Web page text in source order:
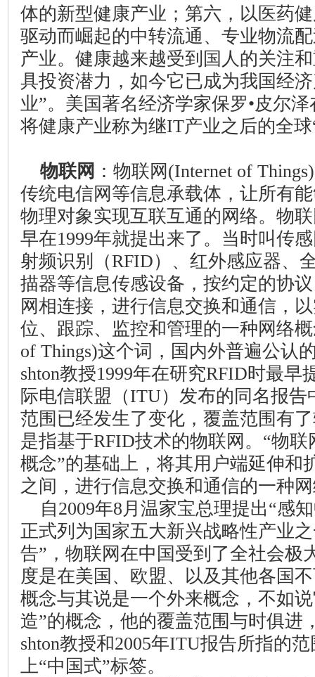
体的新型健康产业；第六，以医药
驱动而崛起的中转流通、专业物流
产业。健康越来越受到国人的关注
具投资潜力，如今它已成为我国经
业”。美国著名经济学家保罗•皮尔
将健康产业称为继IT产业之后的全
物联网 ：物联网(Internet of Things)
传统电信网等信息承载体，让所有
物理对象实现互联互通的网络。物
早在1999年就提出来了。当时叫传
射频识别（RFID）、红外感应器、
描器等信息传感设备，按约定的协
网相连接，进行信息交换和通信，
位、跟踪、监控和管理的一种网络
of Things)这个词，国内外普遍公认
shton教授1999年在研究RFID时最早
际电信联盟（ITU）发布的同名报告
范围已经发生了变化，覆盖范围有
是指基于RFID技术的物联网。“物联
概念”的基础上，将其用户端延伸和
之间，进行信息交换和通信的一种
自2009年8月温家宝总理提出“感
正式列为国家五大新兴战略性产业
告”，物联网在中国受到了全社会极
度是在美国、欧盟、以及其他各国
概念与其说是一个外来概念，不如
造”的概念，他的覆盖范围与时俱进
shton教授和2005年ITU报告所指的
上“中国式”标签。